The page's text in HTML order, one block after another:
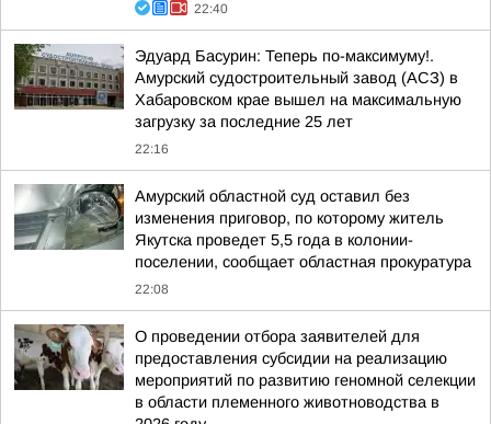
22:40
Эдуард Басурин: Теперь по-максимуму!.
Амурский судостроительный завод (АСЗ) в
Хабаровском крае вышел на максимальную
загрузку за последние 25 лет
22:16
Амурский областной суд оставил без
изменения приговор, по которому житель
Якутска проведет 5,5 года в колонии-
поселении, сообщает областная прокуратура
22:08
О проведении отбора заявителей для
предоставления субсидии на реализацию
мероприятий по развитию геномной селекции
в области племенного животноводства в